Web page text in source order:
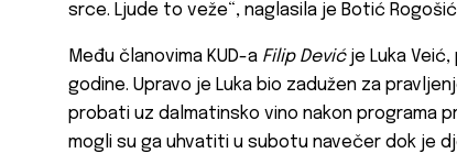
srce. Ljude to veže“, naglasila je Botić
Među članovima KUD-a Filip Devićje Luka
godine. Upravo je Luka bio zadužen za
probati uz dalmatinsko vino nakon programa
mogli su ga uhvatiti u subotu navečer dok je